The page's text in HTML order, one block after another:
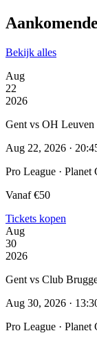
Bekijk alles
Aug
22
2026
Gent vs OH Leuven
Aug 22, 2026 ·
Pro League · Planet
Vanaf €50
Tickets kopen
Aug
30
2026
Gent vs Club
Aug 30, 2026 ·
Pro League · Planet